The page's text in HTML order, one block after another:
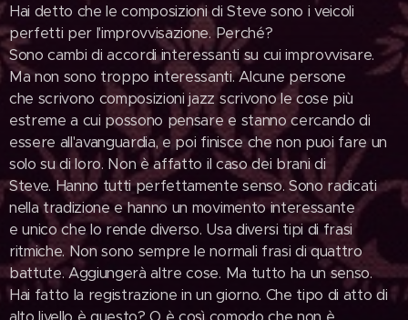
Hai detto che le composizioni di Steve sono i veicoli
perfetti per l'improvvisazione. Perché?
Sono cambi di accordi interessanti su cui improvvisare.
Ma non sono troppo interessanti. Alcune persone
che scrivono composizioni jazz scrivono le cose più
estreme a cui possono pensare e stanno cercando di
essere all'avanguardia, e poi finisce che non puoi fare un
solo su di loro. Non è affatto il caso dei brani di
Steve. Hanno tutti perfettamente senso. Sono radicati
nella tradizione e hanno un movimento interessante
e unico che lo rende diverso. Usa diversi tipi di frasi
ritmiche. Non sono sempre le normali frasi di quattro
battute. Aggiungerà altre cose. Ma tutto ha un senso.
Hai fatto la registrazione in un giorno. Che tipo di atto di